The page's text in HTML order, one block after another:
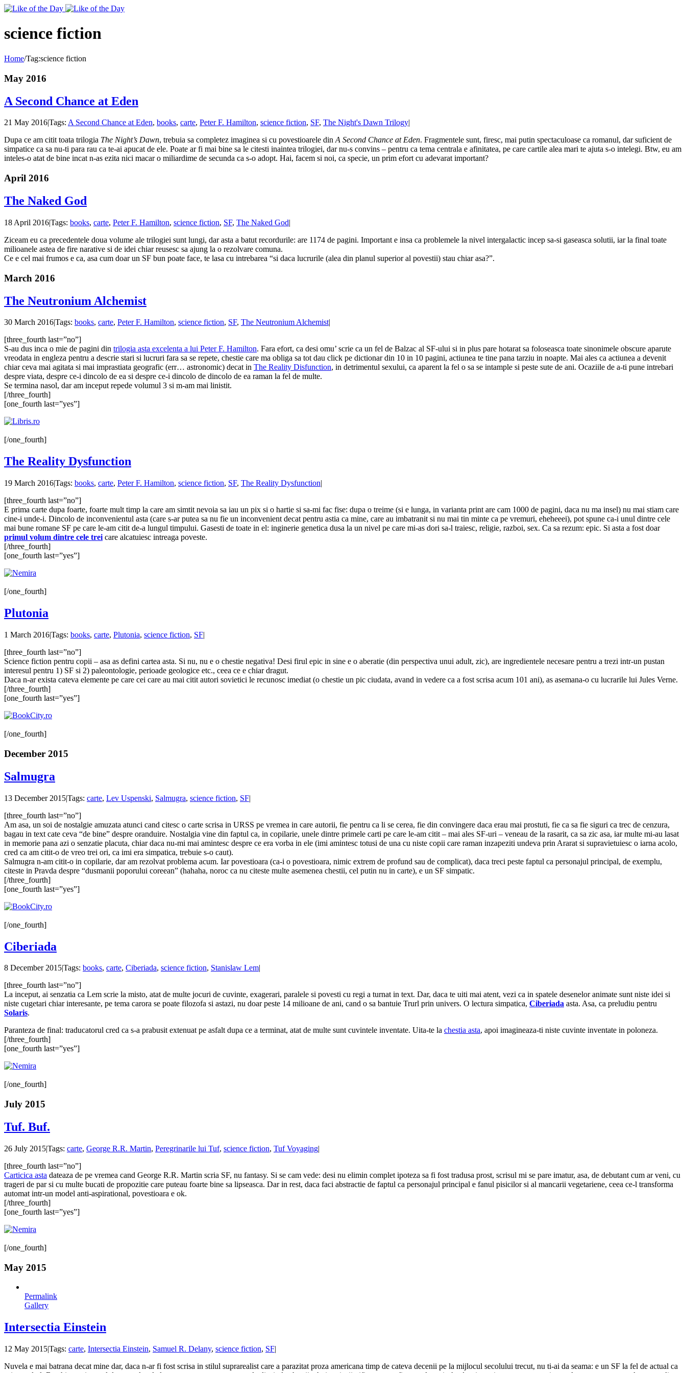
Toggle
Area
science fiction
Home/Tag:science fiction
May 2016
A Second Chance at Eden
21 May 2016|Tags: A Second Chance at Eden, books, carte, Peter F. Hamilton, science fiction, SF, The Night's Dawn Trilogy|
Dupa ce am citit toata trilogia The Night’s Dawn, trebuia sa completez imaginea si cu povestioarele dinA Second Chance at Eden. Fragmentele sunt, firesc, mai putin spectaculoase ca romanul, dar suficient de
simpatice ca sa nu-ti para rau ca te-ai apucat de ele. Poate ar fi mai bine sa le citesti inaintea trilogiei, dar nu-s convins – pentru ca tema centrala e afinitatea, pe care cartile alea mari te ajuta s-o intelegi. Btw, eu am
inteles-o atat de bine incat n-as ezita nici macar o miliardime de secunda ca s-o adopt. Hai, facem si noi, ca specie, un prim efort cu adevarat important?
April 2016
The Naked God
18 April 2016|Tags: books, carte, Peter F. Hamilton, science fiction, SF, The Naked God|
Ziceam eu ca precedentele doua volume ale trilogiei sunt lungi, dar asta a batut recordurile: are 1174 de pagini. Important e insa ca problemele la nivel intergalactic incep sa-si gaseasca solutii, iar la final toate
milioanele astea de fire narative si de idei chiar reusesc sa ajung la o rezolvare comuna.
Ce e cel mai frumos e ca, asa cum doar un SF bun poate face, te lasa cu intrebarea “si daca lucrurile (alea din planul superior al povestii) stau chiar asa?”.
March 2016
The Neutronium Alchemist
30 March 2016Tags: books, carte, Peter F. Hamilton, science fiction, SF, The Neutronium Alchemist|
[three_fourth last=”no”]
S-au dus inca o mie de pagini din trilogia asta excelenta a lui Peter F. Hamilton. Fara efort, ca desi omu’ scrie ca un fel de Balzac al SF-ului si in plus pare hotarat sa foloseasca toate sinonimele obscure aparute
vreodata in engleza pentru a descrie stari si lucruri fara sa se repete, chestie care ma obliga sa tot dau click pe dictionar din 10 in 10 pagini, actiunea te tine pana tarziu in noapte. Mai ales ca actiunea a devenit
chiar ceva mai agitata si mai imprastiata geografic (err… astronomic) decat in The Reality Disfunction, in detrimentul sexului, ca aparent la fel o sa se intample si peste sute de ani. Ocaziile de a-ti pune intrebari
despre viata, despre ce-i dincolo de ea si despre ce-i dincolo de dincolo de ea raman la fel de multe.
Se termina nasol, dar am inceput repede volumul 3 si m-am mai linistit.
[/three_fourth]
[one_fourth last=”yes”]
[/one_fourth]
The Reality Dysfunction
19 March 2016|Tags: books, carte, Peter F. Hamilton, science fiction, SF, The Reality Dysfunction|
[three_fourth last=”no”]
E prima carte dupa foarte, foarte mult timp la care am simtit nevoia sa iau un pix si o hartie si sa-mi fac fise: dupa o treime (si e lunga, in varianta print are cam 1000 de pagini, daca nu ma insel) nu mai stiam care
cine-i unde-i. Dincolo de inconvenientul asta (care s-ar putea sa nu fie un inconvenient decat pentru astia ca mine, care au imbatranit si nu mai tin minte ca pe vremuri, eheheeei), pot spune ca-i unul dintre cele
mai bune romane SF pe care le-am citit de-a lungul timpului. Gasesti de toate in el: inginerie genetica dusa la un nivel pe care mi-as dori sa-l traiesc, religie, razboi, sex. Ca sa rezum: epic. Si asta a fost doar
primul volum dintre cele trei care alcatuiesc intreaga poveste.
[/three_fourth]
[one_fourth last=”yes”]
[/one_fourth]
Plutonia
1 March 2016|Tags: books, carte, Plutonia, science fiction, SF|
[three_fourth last=”no”]
Science fiction pentru copii – asa as defini cartea asta. Si nu, nu e o chestie negativa! Desi firul epic in sine e o aberatie (din perspectiva unui adult, zic), are ingredientele necesare pentru a trezi intr-un pustan
interesul pentru 1) SF si 2) paleontologie, perioade geologice etc., ceea ce e chiar dragut.
Daca n-ar exista cateva elemente pe care cei care au mai citit autori sovietici le recunosc imediat (o chestie un pic ciudata, avand in vedere ca a fost scrisa acum 101 ani), as asemana-o cu lucrarile lui Jules Verne.
[/three_fourth]
[one_fourth last=”yes”]
[/one_fourth]
December 2015
Salmugra
13 December 2015|Tags: carte, Lev Uspenski, Salmugra, science fiction, SF|
[three_fourth last=”no”]
Am asa, un soi de nostalgie amuzata atunci cand citesc o carte scrisa in URSS pe vremea in care autorii, fie pentru ca li se cerea, fie din convingere daca erau mai prostuti, fie ca sa fie siguri ca trec de cenzura,
bagau in text cate ceva “de bine” despre oranduire. Nostalgia vine din faptul ca, in copilarie, unele dintre primele carti pe care le-am citit – mai ales SF-uri – veneau de la rasarit, ca sa zic asa, iar multe mi-au lasat
in memorie pana azi o senzatie placuta, chiar daca nu-mi mai amintesc despre ce era vorba in ele (imi amintesc totusi de una cu niste copii care raman inzapeziti undeva prin Ararat si supravietuiesc o iarna acolo,
cred ca am citit-o de vreo trei ori, ca imi era simpatica, trebuie s-o caut).
Salmugra n-am citit-o in copilarie, dar am rezolvat problema acum. Iar povestioara (ca-i o povestioara, nimic extrem de profund sau de complicat), daca treci peste faptul ca personajul principal, de exemplu,
citeste in Pravda despre “dusmanii poporului coreean” (hahaha, noroc ca nu citeste multe asemenea chestii, cel putin nu in carte), e un SF simpatic.
[/three_fourth]
[one_fourth last=”yes”]
[/one_fourth]
Ciberiada
8 December 2015|Tags: books, carte, Ciberiada, science fiction, Stanislaw Lem|
[three_fourth last=”no”]
La inceput, ai senzatia ca Lem scrie la misto, atat de multe jocuri de cuvinte, exagerari, paralele si povesti cu regi a turnat in text. Dar, daca te uiti mai atent, vezi ca in spatele desenelor animate sunt niste idei si
niste cugetari chiar interesante, pe tema carora se poate filozofa si astazi, nu doar peste 14 milioane de ani, cand o sa bantuie Trurl prin univers. O lectura simpatica, Ciberiada asta. Asa, ca preludiu pentru
Solaris.
Paranteza de final: traducatorul cred ca s-a prabusit extenuat pe asfalt dupa ce a terminat, atat de multe sunt cuvintele inventate. Uita-te la chestia asta, apoi imagineaza-ti niste cuvinte inventate in poloneza.
[/three_fourth]
[one_fourth last=”yes”]
[/one_fourth]
July 2015
Tuf. Buf.
26 July 2015|Tags: carte, George R.R. Martin, Peregrinarile lui Tuf, science fiction, Tuf Voyaging|
[three_fourth last=”no”]
Carticica asta dateaza de pe vremea cand George R.R. Martin scria SF, nu fantasy. Si se cam vede: desi nu elimin complet ipoteza sa fi fost tradusa prost, scrisul mi se pare imatur, asa, de debutant cum ar veni, cu
trageri de par si cu multe bucati de propozitie care puteau foarte bine sa lipseasca. Dar in rest, daca faci abstractie de faptul ca personajul principal e fanul pisicilor si al mancarii vegetariene, ceea ce-l transforma
automat intr-un model anti-aspirational, povestioara e ok.
[/three_fourth]
[one_fourth last=”yes”]
[/one_fourth]
May 2015
Permalink
Gallery
Intersectia Einstein
12 May 2015|Tags: carte, Intersectia Einstein, Samuel R. Delany, science fiction, SF|
Nuvela e mai batrana decat mine dar, daca n-ar fi fost scrisa in stilul suprarealist care a parazitat proza americana timp de cateva decenii pe la mijlocul secolului trecut, nu ti-ai da seama: e un SF la fel de actual ca